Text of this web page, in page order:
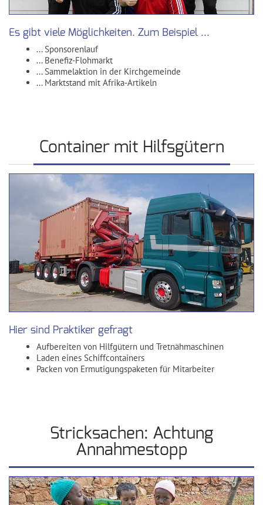
Es gibt viele Möglichkeiten. Zum Beispiel ...
... Sponsorenlauf
... Benefiz-Flohmarkt
... Sammelaktion in der Kirchgemeinde
... Marktstand mit Afrika-Artikeln
Container mit Hilfsgütern
Hier sind Praktiker gefragt
Aufbereiten von Hilfgütern und Tretnähmaschinen
Laden eines Schiffcontainers
Packen von Ermutigungspaketen für Mitarbeiter
Stricksachen: Achtung
Annahmestopp